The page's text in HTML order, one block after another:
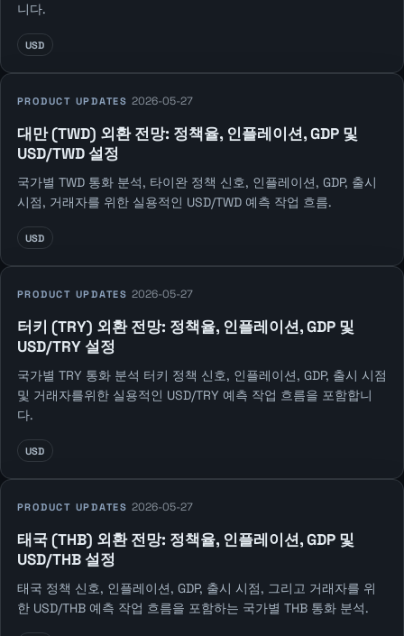
니다.
USD
PRODUCT UPDATES 2026-05-27
대만 (TWD) 외환 전망: 정책율, 인플레이션, GDP 및
USD/TWD 설정
국가별 TWD 통화 분석, 타이완 정책 신호, 인플레이션, GDP, 출시
시점, 거래자를 위한 실용적인 USD/TWD 예측 작업 흐름.
USD
PRODUCT UPDATES 2026-05-27
터키 (TRY) 외환 전망: 정책율, 인플레이션, GDP 및
USD/TRY 설정
국가별 TRY 통화 분석 터키 정책 신호, 인플레이션, GDP, 출시 시점
및 거래자를위한 실용적인 USD/TRY 예측 작업 흐름을 포함합니
다.
USD
PRODUCT UPDATES 2026-05-27
태국 (THB) 외환 전망: 정책율, 인플레이션, GDP 및
USD/THB 설정
태국 정책 신호, 인플레이션, GDP, 출시 시점, 그리고 거래자를 위
한 USD/THB 예측 작업 흐름을 포함하는 국가별 THB 통화 분석.